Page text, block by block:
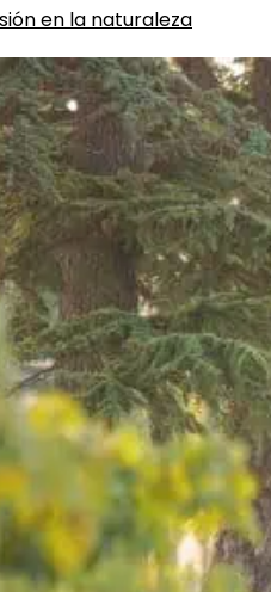
en la naturaleza